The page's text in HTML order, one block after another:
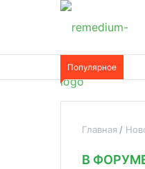
Популярное
Главная
В